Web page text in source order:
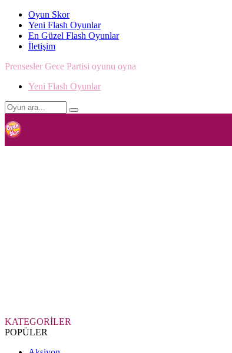
Oyun Skor
Yeni Flash Oyunlar
En Güzel Flash Oyunlar
İletişim
Prensesler Gece Partisi oyunu oyna
Yeni Flash Oyunlar
KATEGORİLER
POPÜLER